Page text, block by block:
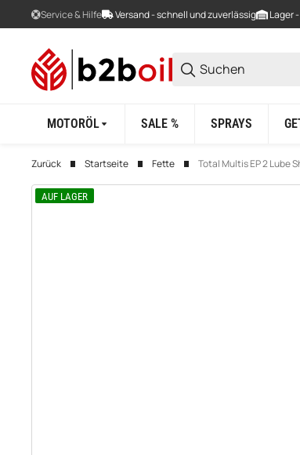
Service & Hilfe Versand - schnell und zuverlässig Lager
MOTORÖL SALE % SPRAYS
Zurück Startseite Fette Total Multis EP 2 Lube
AUF LAGER